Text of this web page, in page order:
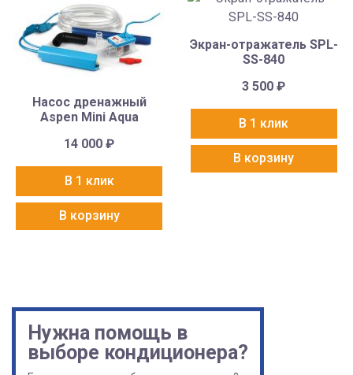
Насос дренажный
Aspen Mini Aqua
14 000₽
В 1 клик
В корзину
Экран-отражатель SPL-
SS-840
3 500₽
В 1 клик
В корзину
Нужна помощь в
выборе кондиционера?